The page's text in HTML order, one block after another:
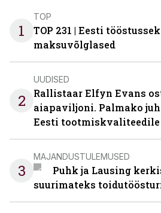
1
TOP
TOP 231 | Eesti
maksuvõlglased
2
UUDISED
Rallistaar Elfyn Evans
aiapaviljoni. Palmako
Eesti tootmiskvaliteedile
3
MAJANDUSTULEMUSED
Puhk ja Lausing
suurimateks